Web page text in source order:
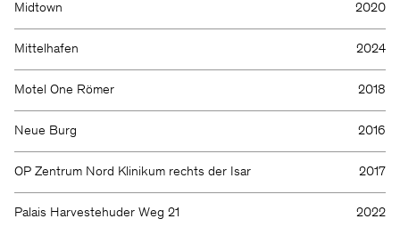
Midtown 2020
Mittelhafen 2024
Motel One Römer 2018
Neue Burg 2016
OP Zentrum Nord Klinikum rechts der Isar 2017
Palais Harvestehuder Weg 21 2022